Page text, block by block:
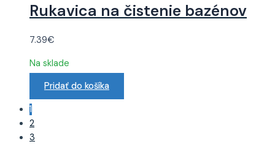
Rukavica na čistenie bazénov
7.39€
Na sklade
Pridať do košíka
1
2
3